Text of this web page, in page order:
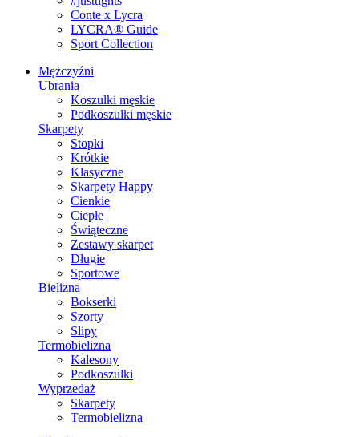
Conte x Lycra
LYCRA® Guide
Sport Сollection
Mężczyźni
Ubrania
Koszulki męskie
Podkoszulki męskie
Skarpety
Stopki
Krótkie
Klasyczne
Skarpety Happy
Cienkie
Ciepłe
Świąteczne
Zestawy skarpet
Długie
Sportowe
Bielizna
Bokserki
Szorty
Slipy
Termobielizna
Kalesony
Podkoszulki
Wyprzedaż
Skarpety
Termobielizna